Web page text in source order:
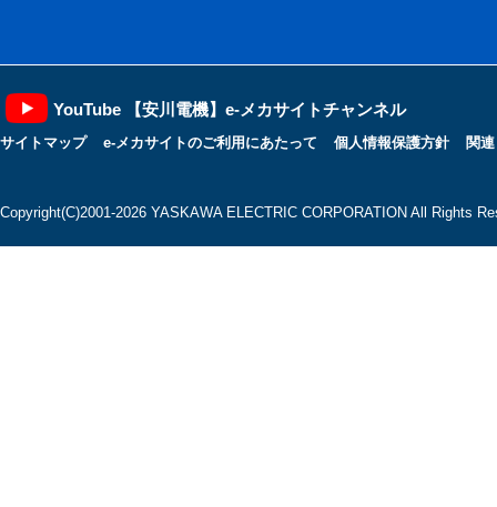
YouTube 【安川電機】e-メカサイトチャンネル
サイトマップ e-メカサイトのご利用にあたって 個人情報保護方針 関
Copyright(C)2001‐2026 YASKAWA ELECTRIC CORPORATION All Rights